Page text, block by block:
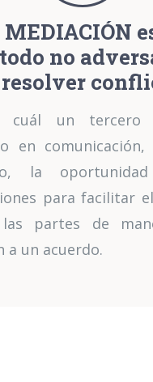
MEDIACIÓN
no
resolver
cuál un tercero
en
la
para facilitar
partes de
a un acuerdo.